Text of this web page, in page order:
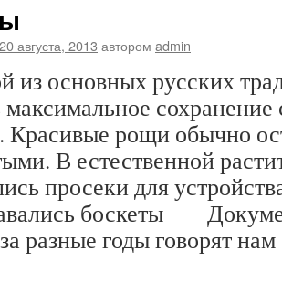
20 августа, 2013 автором admin
основных русских
максимальное
Красивые рощи обычно
В естественной
просеки для
боскеты
разные годы говорят